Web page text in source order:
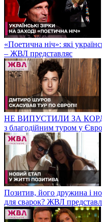
«Поетична ніч»: які
– ЖВЛ представляє
НЕ ВИПУСТИЛИ ЗА
з благодійним туром у
Позитив, його дружина і
для сварок? ЖВЛ